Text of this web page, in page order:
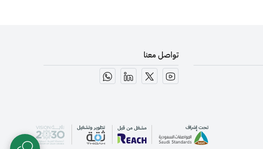
تواصل معنا
تحت إشراف مشغل من قبل تطوير وتشغيل